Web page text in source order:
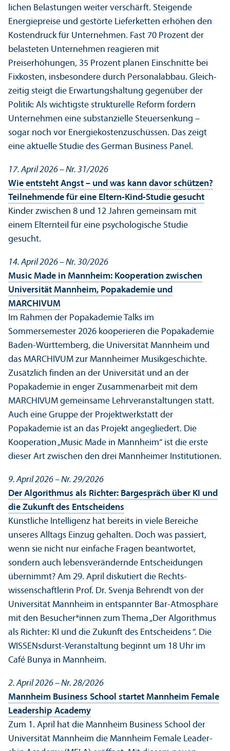
lichen Belastungen weiter verschärft. Steigende
Energiepreise und gestörte Lieferketten erhöhen den
Kostendruck für Unter­nehmen. Fast 70 Prozent der
belasteten Unter­nehmen reagieren mit
Preiserhöhungen, 35 Prozent planen Einschnitte bei
Fixkosten, insbesondere durch Personalabbau. Gleich­
zeitig steigt die Erwartungs­haltung gegenüber der
Politik: Als wichtigste strukturelle Reform fordern
Unter­nehmen eine substanzielle Steuersenkung –
sogar noch vor Energiekostenzuschüssen. Das zeigt
eine aktuelle Studie des German Business Panel.
17. April 2026 – Nr. 31/2026
Wie entsteht Angst – und was kann davor schützen?
Teilnehmende für eine Eltern-Kind-Studie gesucht
Kinder zwischen 8 und 12 Jahren gemeinsam mit
einem Elternteil für eine psychologische Studie
gesucht.
14. April 2026 – Nr. 30/2026
Music Made in Mannheim: Kooperation zwischen
Universität Mannheim, Popakademie und
MARCHIVUM
Im Rahmen der Popakademie Talks im
Sommersemester 2026 kooperieren die Popakademie
Baden-Württemberg, die Universität Mannheim und
das MARCHIVUM zur Mannheimer Musikgeschichte.
Zusätzlich finden an der Universität und an der
Popakademie in enger Zusammenarbeit mit dem
MARCHIVUM gemeinsame Lehr­veranstaltungen statt.
Auch eine Gruppe der Projektwerkstatt der
Popakademie ist an das Projekt angegliedert. Die
Kooperation „Music Made in Mannheim“ ist die erste
dieser Art zwischen den drei Mannheimer Institutionen.
9. April 2026 – Nr. 29/2026
Der Algorithmus als Richter: Bargespräch über KI und
die Zukunft des Entscheidens
Künstliche Intelligenz hat bereits in viele Bereiche
unseres Alltags Einzug gehalten. Doch was passiert,
wenn sie nicht nur einfache Fragen beantwortet,
sondern auch lebens­verändernde Entscheidungen
übernimmt? Am 29. April diskutiert die Rechts­
wissenschaft­lerin Prof. Dr. Svenja Behrendt von der
Universität Mannheim in entspannter Bar-Atmosphäre
mit den Besucher*innen zum Thema „Der Algorithmus
als Richter: KI und die Zukunft des Entscheidens “. Die
WISSENsdurst-Veranstaltung beginnt um 18 Uhr im
Café Bunya in Mannheim.
2. April 2026 – Nr. 28/2026
Mannheim Business School startet Mannheim Female
Leader­ship Academy
Zum 1. April hat die Mannheim Business School der
Universität Mannheim die Mannheim Female Leader­